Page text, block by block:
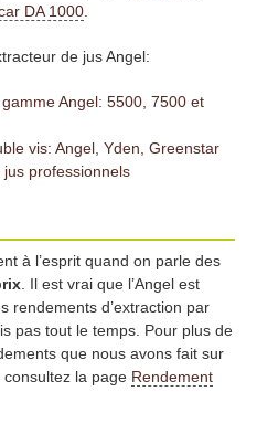
DA 1000
de jus Angel:
Angel: 5500, 7500 et
vis: Angel, Yden, Greenstar
professionnels
à l’esprit quand on parle des
. Il est vrai que l’Angel est
rendements d’extraction par
pas tout le temps. Pour plus de
que nous avons fait sur
la page Rendement